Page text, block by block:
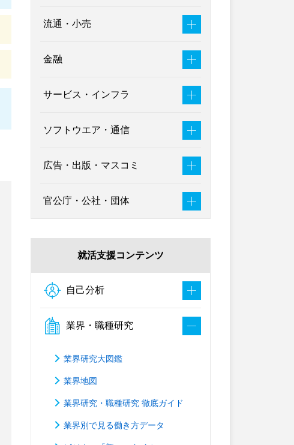
流通・小売
金融
サービス・インフラ
ソフトウエア・通信
広告・出版・マスコミ
官公庁・公社・団体
就活支援コンテンツ
自己分析
業界・職種研究
業界研究大図鑑
業界地図
業界研究・職種研究 徹底ガイド
業界別で見る働き方データ